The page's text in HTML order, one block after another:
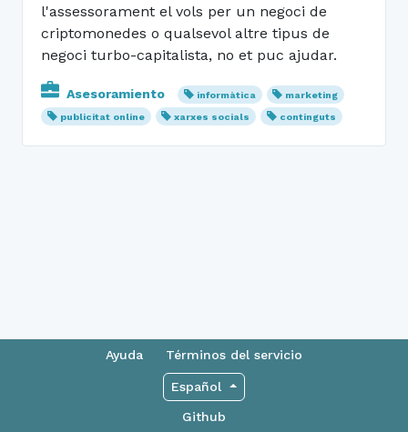
l'assessorament el vols per un negoci de
criptomonedes o qualsevol altre tipus de
negoci turbo-capitalista, no et puc ajudar.
Asesoramiento informàtica
marketing
publicitat online
xarxes socials continguts
Ayuda Términos del servicio
Español
Github